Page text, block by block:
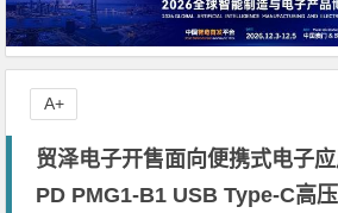
贸泽电子开售面向便携式电子
PD PMG1-B1 USB Type-C高
A+